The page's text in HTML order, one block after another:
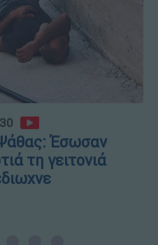
Έσωσαν
τη γειτονιά